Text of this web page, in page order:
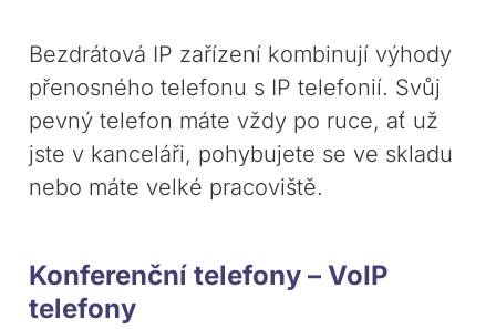
Bezdrátová IP zařízení kombinují výhody
přenosného telefonu s IP telefonií. Svůj
pevný telefon máte vždy po ruce, ať už
jste v kanceláři, pohybujete se ve skladu
nebo máte velké pracoviště.
Konferenční telefony – VoIP
telefony